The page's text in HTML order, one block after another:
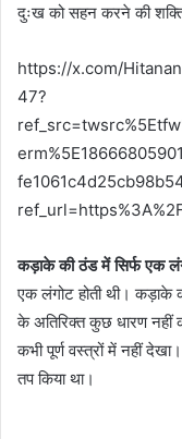
दुःख को सहन करने की
https://x.com/
47?
कड़ाके की ठंड में सिर्फ एक
एक लंगोट होती थी। कड़ाके
के अतिरिक्त कुछ धारण नहीं
कभी पूर्ण वस्त्रों में नहीं
तप किया था।